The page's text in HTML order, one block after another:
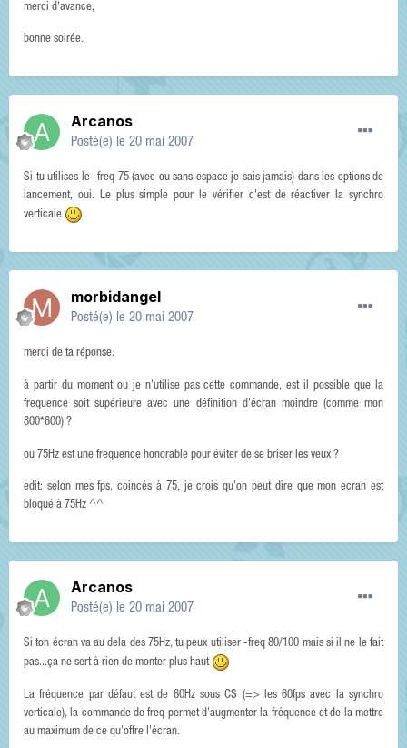
merci d'avance,
bonne soirée.
Arcanos
Posté(e) le 20 mai 2007
Si tu utilises le -freq 75 (avec ou sans espace je sais jamais) dans les options de
lancement, oui. Le plus simple pour le vérifier c'est de réactiver la synchro
verticale
morbidangel
Posté(e) le 20 mai 2007
merci de ta réponse.
à partir du moment ou je n'utilise pas cette commande, est il possible que la
frequence soit supérieure avec une définition d'écran moindre (comme mon
800*600) ?
ou 75Hz est une frequence honorable pour éviter de se briser les yeux ?
edit: selon mes fps, coincés à 75, je crois qu'on peut dire que mon ecran est
bloqué à 75Hz ^^
Arcanos
Posté(e) le 20 mai 2007
Si ton écran va au dela des 75Hz, tu peux utiliser -freq 80/100 mais si il ne le fait
pas...ça ne sert à rien de monter plus haut
La fréquence par défaut est de 60Hz sous CS (=> les 60fps avec la synchro
verticale), la commande de freq permet d'augmenter la fréquence et de la mettre
au maximum de ce qu'offre l'écran.